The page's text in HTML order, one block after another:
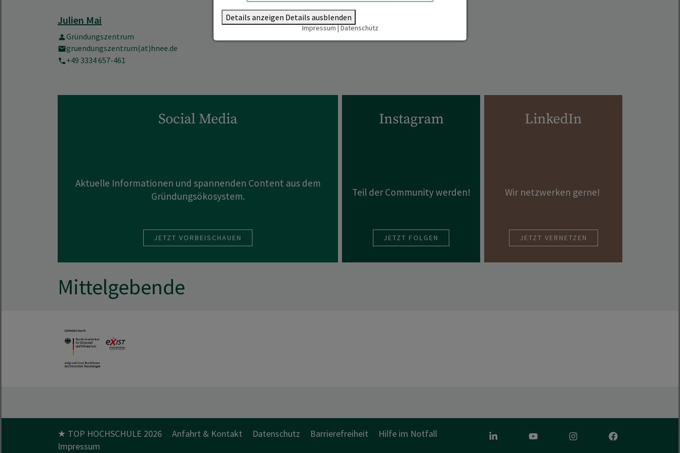
Julien Mai
Gründungszentrum
gruendungszentrum(at)hnee.de
+49 3334 657-461
Social Media
Aktuelle Informationen und spannenden Content aus dem
Gründungsökosystem.
JETZT VORBEISCHAUEN
Instagram
Teil der Community werden!
JETZT FOLGEN
LinkedIn
Wir netzwerken gerne!
JETZT VERNETZEN
Mittelgebende
★ TOP HOCHSCHULE 2026 Anfahrt & Kontakt Datenschutz Barrierefreiheit
Hilfe im Notfall
Impressum
LinkedIn Youtube InstagramFacebook
Details anzeigen Details ausblenden
Impressum|Datenschutz